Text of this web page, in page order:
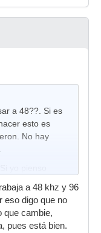
a 48??. Si es
esto es
No hay
yo pienso
a 48 khz y 96
eso digo que no
que cambie,
pues está bien.